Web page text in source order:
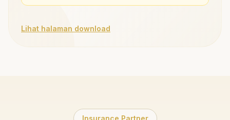
Lihat halaman download
Insurance Partner